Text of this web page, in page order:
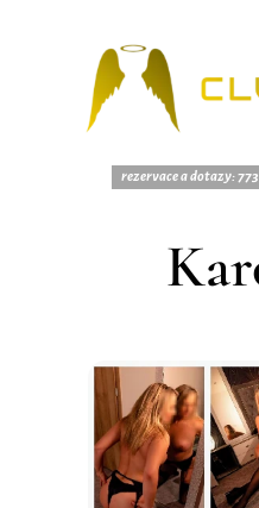
rezervace a dotazy: